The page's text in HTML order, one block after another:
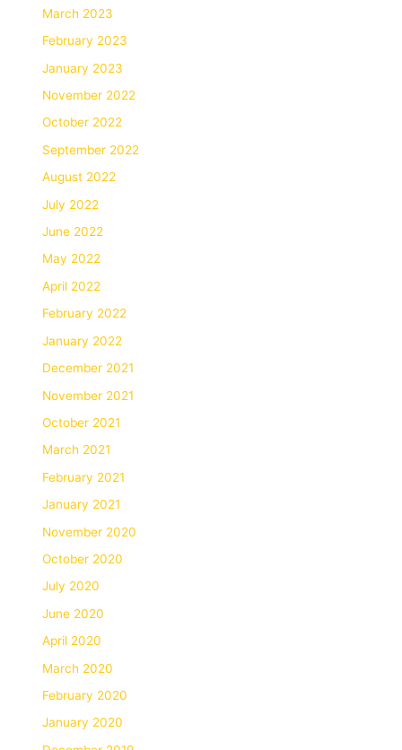
March 2023
February 2023
January 2023
November 2022
October 2022
September 2022
August 2022
July 2022
June 2022
May 2022
April 2022
February 2022
January 2022
December 2021
November 2021
October 2021
March 2021
February 2021
January 2021
November 2020
October 2020
July 2020
June 2020
April 2020
March 2020
February 2020
January 2020